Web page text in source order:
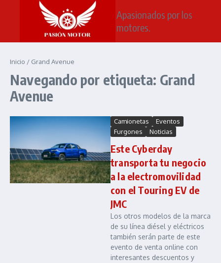
Saltar al contenido
Apasionados por los
motores.
Inicio / Grand Avenue
Navegando por etiqueta: Grand
Avenue
Camionetas
Eventos
Furgones
Noticias
Este Cyberday
transporta tu negocio
a la electromovilidad
con el Touring EV de
JMC
Los otros modelos de la marca
de su línea diésel y eléctricos
también serán parte de este
evento de venta online con
interesantes descuentos y